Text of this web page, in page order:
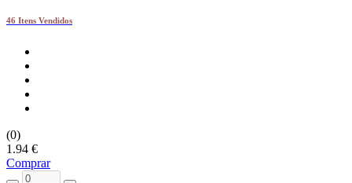
46 Itens Vendidos
(0)
1.94 €
Comprar